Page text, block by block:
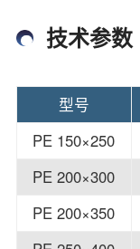
技术参数
型号
PE 150×250
PE 200×300
PE 200×350